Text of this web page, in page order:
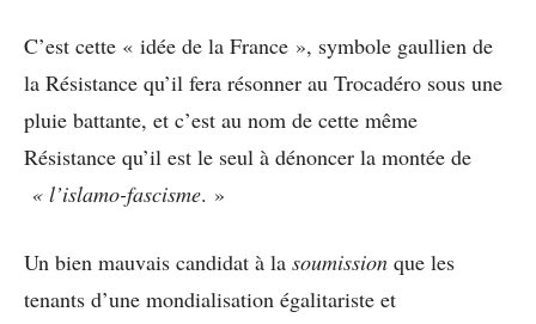
C’est cette « idée de la France », symbole gaullien de
la Résistance qu’il fera résonner au Trocadéro sous une
pluie battante, et c’est au nom de cette même
Résistance qu’il est le seul à dénoncer la montée de
« l’islamo-fascisme. »
Un bien mauvais candidat à la soumission que les
tenants d’une mondialisation égalitariste et